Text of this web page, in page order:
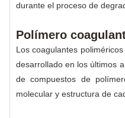
durante el proceso de
Polímero
Los coagulantes
desarrollado en los últimos
de compuestos de
molecular y estructura de